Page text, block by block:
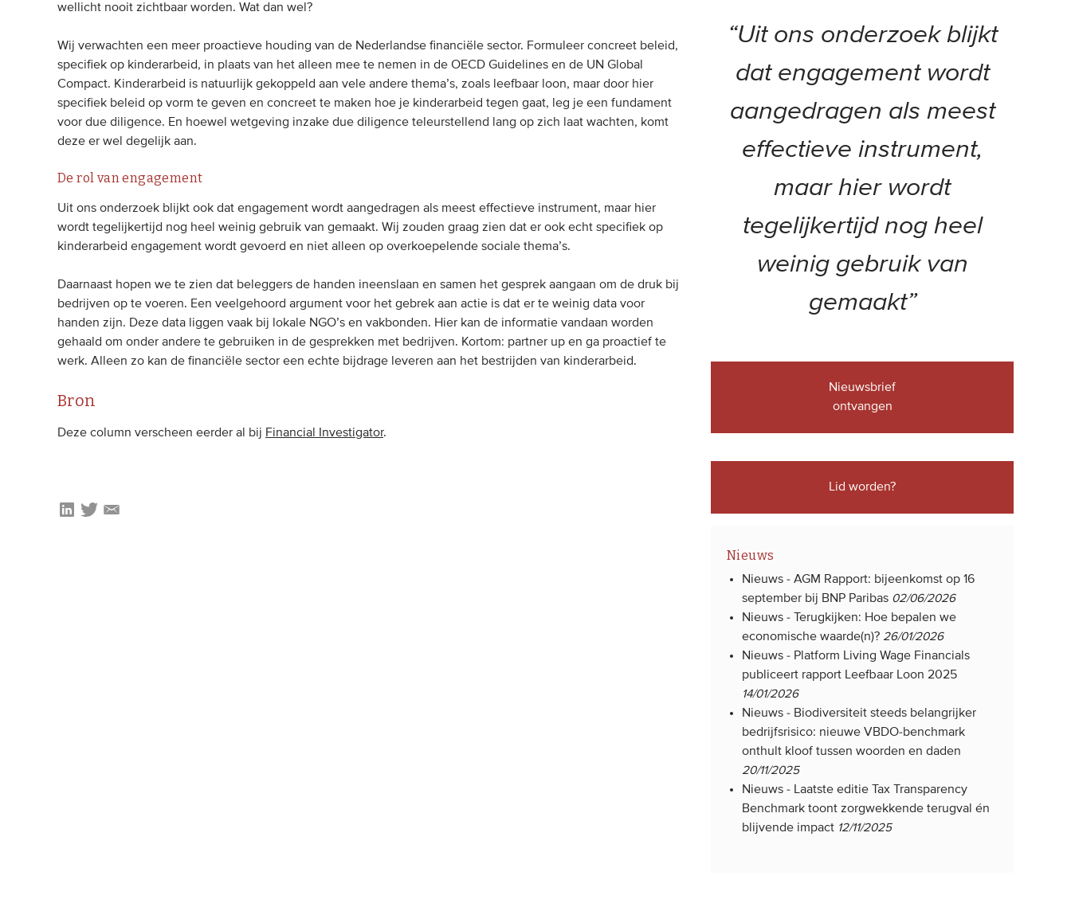
wellicht nooit zichtbaar worden. Wat dan wel?
Wij verwachten een meer proactieve houding van de Nederlandse financiële sector. Formuleer concreet beleid,
specifiek op kinderarbeid, in plaats van het alleen mee te nemen in de OECD Guidelines en de UN Global
Compact. Kinderarbeid is natuurlijk gekoppeld aan vele andere thema’s, zoals leefbaar loon, maar door hier
specifiek beleid op vorm te geven en concreet te maken hoe je kinderarbeid tegen gaat, leg je een fundament
voor due diligence. En hoewel wetgeving inzake due diligence teleurstellend lang op zich laat wachten, komt
deze er wel degelijk aan.
De rol van engagement
Uit ons onderzoek blijkt ook dat engagement wordt aangedragen als meest effectieve instrument, maar hier
wordt tegelijkertijd nog heel weinig gebruik van gemaakt. Wij zouden graag zien dat er ook echt specifiek op
kinderarbeid engagement wordt gevoerd en niet alleen op overkoepelende sociale thema’s.
Daarnaast hopen we te zien dat beleggers de handen ineenslaan en samen het gesprek aangaan om de druk bij
bedrijven op te voeren. Een veelgehoord argument voor het gebrek aan actie is dat er te weinig data voor
handen zijn. Deze data liggen vaak bij lokale NGO’s en vakbonden. Hier kan de informatie vandaan worden
gehaald om onder andere te gebruiken in de gesprekken met bedrijven. Kortom: partner up en ga proactief te
werk. Alleen zo kan de financiële sector een echte bijdrage leveren aan het bestrijden van kinderarbeid.
Bron
Deze column verscheen eerder al bij Financial Investigator.
“Uit ons onderzoek blijkt
dat engagement wordt
aangedragen als meest
effectieve instrument,
maar hier wordt
tegelijkertijd nog heel
weinig gebruik van
gemaakt”
Nieuwsbrief
ontvangen
Lid worden?
Nieuws
Nieuws -AGM Rapport: bijeenkomst op 16
september bij BNP Paribas 02/06/2026
Nieuws -
Terugkijken: Hoe bepalen we
economische waarde(n)? 26/01/2026
Nieuws - Platform Living Wage Financials
publiceert rapport Leefbaar Loon 2025
14/01/2026
Nieuws - Biodiversiteit steeds belangrijker
bedrijfsrisico: nieuwe VBDO-benchmark
onthult kloof tussen woorden en daden
20/11/2025
Nieuws - Laatste editie Tax Transparency
Benchmark toont zorgwekkende terugval én
blijvende impact 12/11/2025